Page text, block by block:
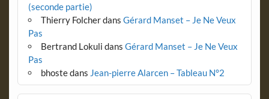
(seconde partie)
Thierry Folcherdans Gérard Manset – Je Ne Veux
Pas
Bertrand Lokuli dans Gérard Manset – Je Ne Veux
Pas
bhostedans Jean-pierre Alarcen – Tableau N°2